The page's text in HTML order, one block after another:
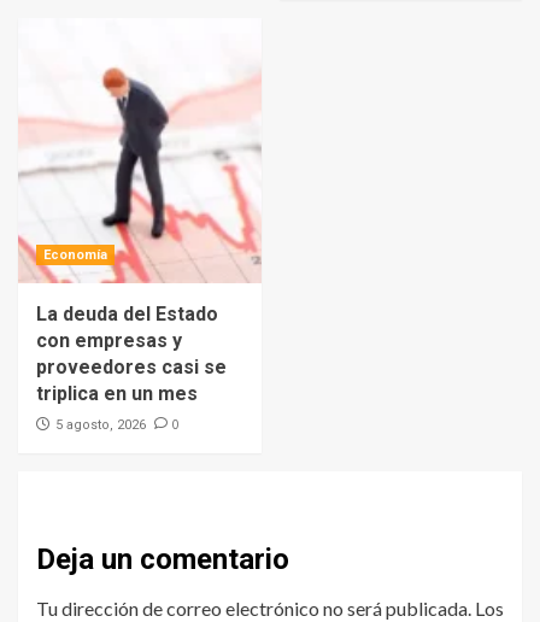
Economía
La deuda del Estado
con empresas y
proveedores casi se
triplica en un mes
5 agosto, 2026 0
Deja un comentario
Tu dirección de correo electrónico no será publicada. Los